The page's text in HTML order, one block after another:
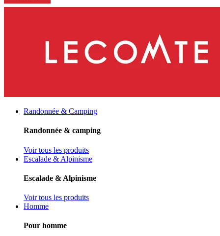
Randonnée & Camping
Randonnée & camping
Voir tous les produits
Escalade & Alpinisme
Escalade & Alpinisme
Voir tous les produits
Homme
Pour homme